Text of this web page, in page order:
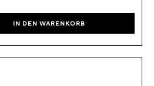
IN DEN WARENKORB